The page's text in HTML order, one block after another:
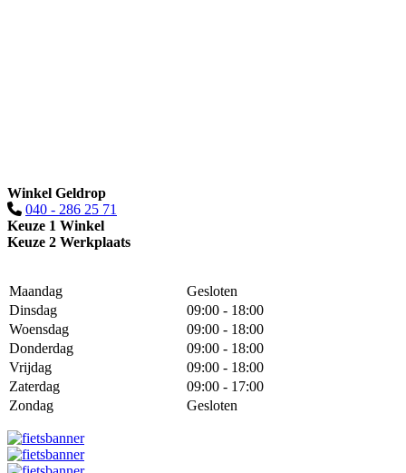
Winkel Geldrop
040 - 286 25 71
Keuze 1 Winkel
Keuze 2 Werkplaats
Maandag
Gesloten
Dinsdag
09:00 - 18:00
Woensdag
09:00 - 18:00
Donderdag
09:00 - 18:00
Vrijdag
09:00 - 18:00
Zaterdag
09:00 - 17:00
Zondag
Gesloten